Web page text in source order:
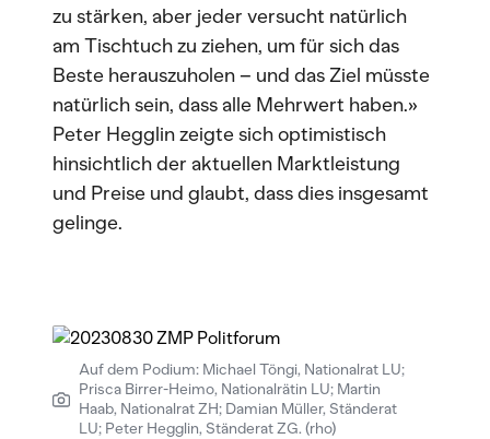
zu stärken, aber jeder versucht natürlich
am Tischtuch zu ziehen, um für sich das
Beste herauszuholen – und das Ziel müsste
natürlich sein, dass alle Mehrwert haben.»
Peter Hegglin zeigte sich optimistisch
hinsichtlich der aktuellen Marktleistung
und Preise und glaubt, dass dies insgesamt
gelinge.
Auf dem Podium: Michael Töngi, Nationalrat LU;
Prisca Birrer-Heimo, Nationalrätin LU; Martin
Haab, Nationalrat ZH; Damian Müller, Ständerat
LU; Peter Hegglin, Ständerat ZG. (rho)